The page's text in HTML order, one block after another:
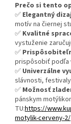
Prečo si tento
✅ Elegantný
motív na čiernej
✅ Kvalitné
vystuženie
✅
prispôsobiť podľa
✅ Univerzálne
slávnosti,
✅ Možnosť
pánskym
TU:https://
motylik-cerveny-2/